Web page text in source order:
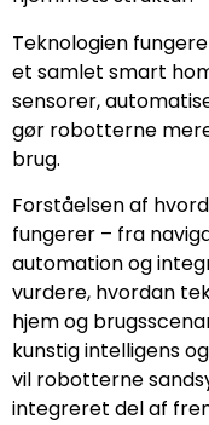
Teknologien
et samlet smart
sensorer,
gør robotterne
brug.
Forståelsen af
fungerer – fra
automation og
vurdere, hvordan
hjem og
kunstig intelligens
vil robotterne
integreret del af